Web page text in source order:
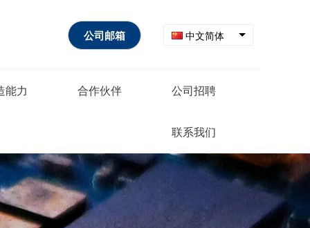
公司邮箱 中文简体
能力 合作伙伴 公司招聘
联系我们